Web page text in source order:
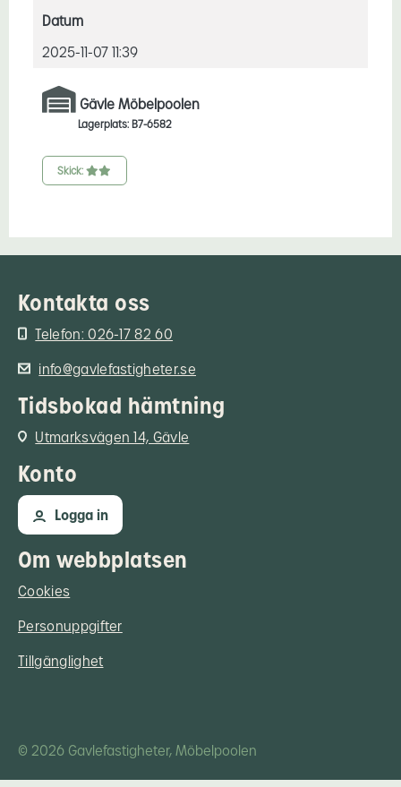
Datum
2025-11-07 11:39
Gävle Möbelpoolen
Lagerplats: B7-6582
Skick:
Kontakta oss
Telefon: 026-17 82 60
info@gavlefastigheter.se
Tidsbokad hämtning
Utmarksvägen 14, Gävle
Konto
Logga in
Om webbplatsen
Cookies
Personuppgifter
Tillgänglighet
© 2026 Gavlefastigheter, Möbelpoolen